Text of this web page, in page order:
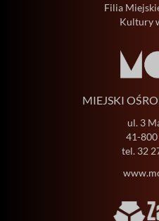
Filia
Kultury
MIEJSKI
ul. 3
41-800
tel. 32